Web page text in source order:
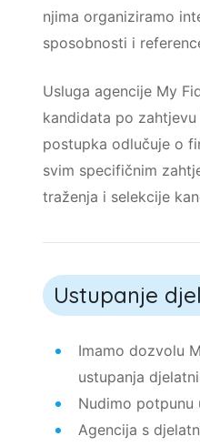
njima organiziramo
sposobnosti i
Usluga agencije My
kandidata po
postupka odlučuje o
svim specifičnim
traženja i selekcije
Ustupanje
Imamo dozvolu
ustupanja
Nudimo potpunu
Agencija s